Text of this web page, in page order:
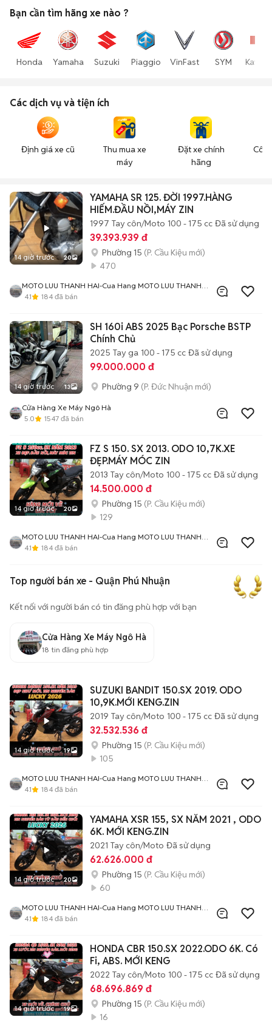
Bạn cần tìm hãng xe nào ?
Honda Yamaha Suzuki Piaggio VinFast SYM
Các dịch vụ và tiện ích
Định giá xe cũ
Thu mua xe
máy
Đặt xe chính
hãng
14 giờ trước 20
YAMAHA SR 125. ĐỜI 1997.HÀNG
HIẾM.ĐẦU NỒI,MÁY ZIN
1997 Tay côn/Moto 100 - 175 cc Đã sử dụng
39.393.939 đ
Phường 15 (P. Cầu Kiệu mới)
470
MOTO LUU THANH HAI-Cua Hang MOTO LUU THANH
HAI 77A Hoang Van Thu , PN , TPHCM
4.1 184 đã bán
14 giờ trước 13
SH 160i ABS 2025 Bạc Porsche BSTP
Chính Chủ
2025 Tay ga 100 - 175 cc Đã sử dụng
99.000.000 đ
Phường 9 (P. Đức Nhuận mới)
Cửa Hàng Xe Máy Ngô Hà
5.0
1547 đã bán
14 giờ trước 20
FZ S 150. SX 2013. ODO 10,7K.XE
ĐẸP.MÁY MÓC ZIN
2013 Tay côn/Moto 100 - 175 cc Đã sử dụng
14.500.000 đ
Phường 15 (P. Cầu Kiệu mới)
129
MOTO LUU THANH HAI-Cua Hang MOTO LUU THANH
HAI 77A Hoang Van Thu , PN , TPHCM
4.1 184 đã bán
Top người bán xe - Quận Phú Nhuận
Kết nối với người bán có tin đăng phù hợp với bạn
Cửa Hàng Xe Máy Ngô Hà
18 tin đăng phù hợp
14 giờ trước 19
SUZUKI BANDIT 150.SX 2019. ODO
10,9K.MỚI KENG.ZIN
2019 Tay côn/Moto 100 - 175 cc Đã sử dụng
32.532.536 đ
Phường 15 (P. Cầu Kiệu mới)
105
MOTO LUU THANH HAI-Cua Hang MOTO LUU THANH
HAI 77A Hoang Van Thu , PN , TPHCM
4.1 184 đã bán
14 giờ trước 20
YAMAHA XSR 155, SX NĂM 2021 , ODO
6K. MỚI KENG.ZIN
2021 Tay côn/Moto Đã sử dụng
62.626.000 đ
Phường 15 (P. Cầu Kiệu mới)
60
MOTO LUU THANH HAI-Cua Hang MOTO LUU THANH
HAI 77A Hoang Van Thu , PN , TPHCM
4.1 184 đã bán
14 giờ trước 19
HONDA CBR 150.SX 2022.ODO 6K. Có
Fi, ABS. MỚI KENG
2022 Tay côn/Moto 100 - 175 cc Đã sử dụng
68.696.869 đ
Phường 15 (P. Cầu Kiệu mới)
16